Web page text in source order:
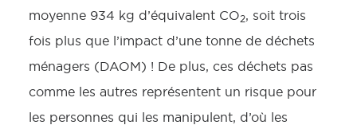
moyenne 934 kg d’équivalent CO2, soit trois
fois plus que l’impact d’une tonne de déchets
ménagers (DAOM) ! De plus, ces déchets pas
comme les autres représentent un risque pour
les personnes qui les manipulent, d’où les